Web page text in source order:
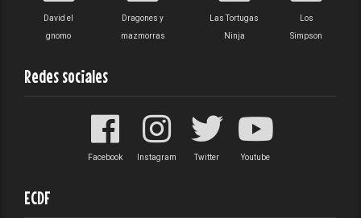
David el
gnomo
Dragones y
mazmorras
Las Tortugas
Ninja
Los
Simpson
Redes sociales
Facebook Instagram Twitter Youtube
ECDF